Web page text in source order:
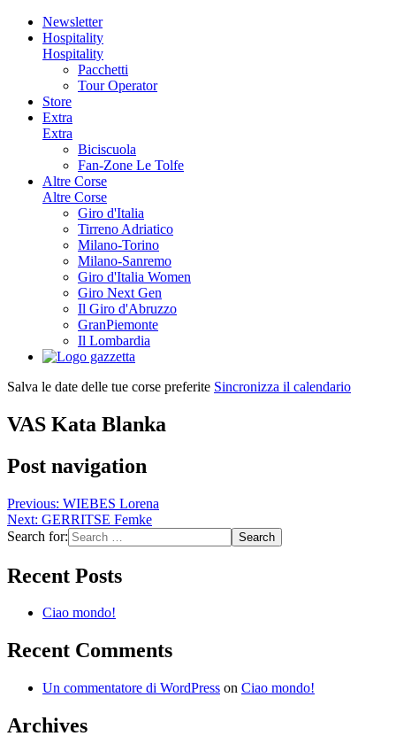
Newsletter
Hospitality
Hospitality
Pacchetti
Tour Operator
Store
Extra
Extra
Biciscuola
Fan-Zone Le Tolfe
Altre Corse
Altre Corse
Giro d'Italia
Tirreno Adriatico
Milano-Torino
Milano-Sanremo
Giro d'Italia Women
Giro Next Gen
Il Giro d'Abruzzo
GranPiemonte
Il Lombardia
Salva le date delle tue corse preferite Sincronizza il calendario
VAS Kata Blanka
Post navigation
Previous: WIEBES Lorena
Next: GERRITSE Femke
Search for:
Recent Posts
Ciao mondo!
Recent Comments
Un commentatore di WordPress on Ciao mondo!
Archives